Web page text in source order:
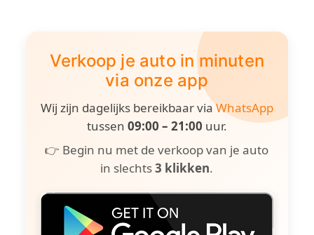
Verkoop je auto in minuten
via onze app
Wij zijn dagelijks bereikbaar viaWhatsApp
tussen 09:00 – 21:00 uur.
👉 Begin nu met de verkoop van je auto
in slechts3 klikken.